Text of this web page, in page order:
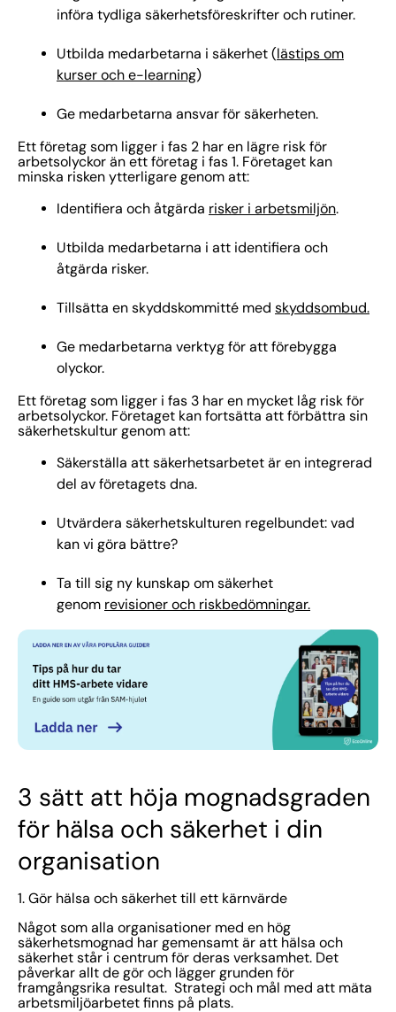
införa tydliga säkerhetsföreskrifter och rutiner.
Utbilda medarbetarna i säkerhet (lästips om
kurser och e-learning)
Ge medarbetarna ansvar för säkerheten.
Ett företag som ligger i fas 2 har en lägre risk för
arbetsolyckor än ett företag i fas 1. Företaget kan
minska risken ytterligare genom att:
Identifiera och åtgärda risker i arbetsmiljön.
Utbilda medarbetarna i att identifiera och
åtgärda risker.
Tillsätta en skyddskommitté med skyddsombud.
Ge medarbetarna verktyg för att förebygga
olyckor.
Ett företag som ligger i fas 3 har en mycket låg risk för
arbetsolyckor. Företaget kan fortsätta att förbättra sin
säkerhetskultur genom att:
Säkerställa att säkerhetsarbetet är en integrerad
del av företagets dna.
Utvärdera säkerhetskulturen regelbundet: vad
kan vi göra bättre?
Ta till sig ny kunskap om säkerhet
genom revisioner och riskbedömningar.
3 sätt att höja mognadsgraden
för hälsa och säkerhet i din
organisation
1. Gör hälsa och säkerhet till ett kärnvärde
Något som alla organisationer med en hög
säkerhetsmognad har gemensamt är att hälsa och
säkerhet står i centrum för deras verksamhet. Det
påverkar allt de gör och lägger grunden för
framgångsrika resultat. Strategi och mål med att mäta
arbetsmiljöarbetet finns på plats.